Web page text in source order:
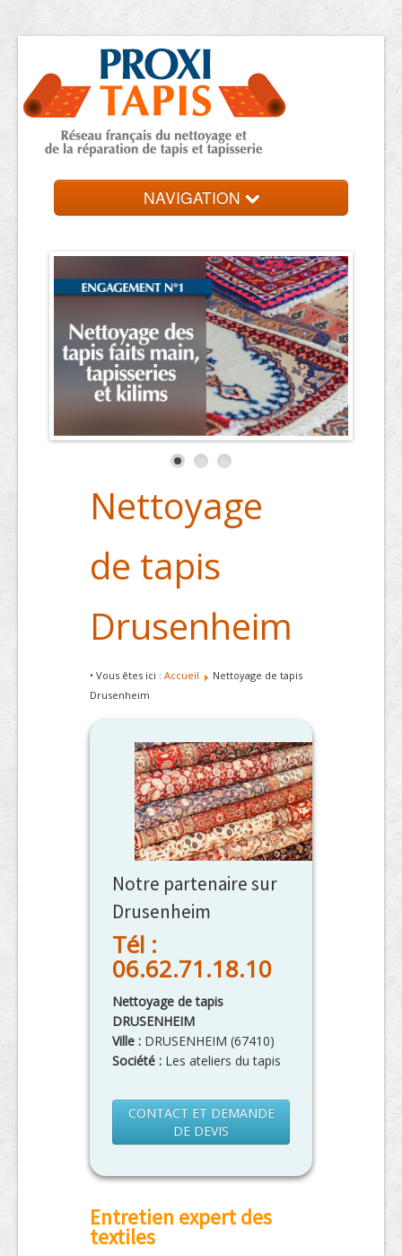
NAVIGATION
Nettoyage
de tapis
Drusenheim
• Vous êtes ici : Accueil
Nettoyage de tapis
Drusenheim
Notre partenaire sur
Drusenheim
Tél :
06.62.71.18.10
Nettoyage de tapis
DRUSENHEIM
Ville : DRUSENHEIM (67410)
Société : Les ateliers du tapis
CONTACT ET DEMANDE
DE DEVIS
Entretien expert des
textiles